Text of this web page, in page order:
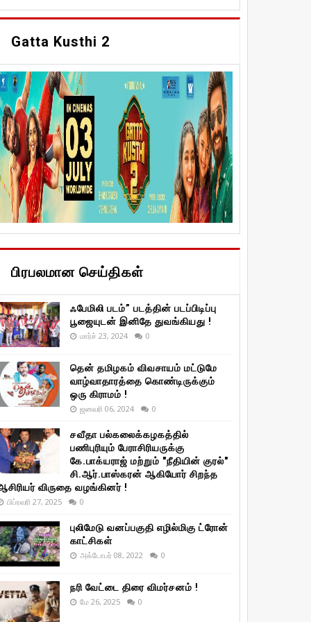
Gatta Kusthi 2
பிரபலமான செய்திகள்
ஃபேமிலி படம்” படத்தின் படப்பிடிப்பு
பூஜையுடன் இனிதே துவங்கியது !
மார்ச் 23, 2024 0
தென் தமிழகம் விவசாயம் மட்டுமே
வாழ்வாதாரத்தை கொண்டிருக்கும்
ஒரு கிராமம் !
ஜனவரி 06, 2024 0
சவீதா பல்கலைக்கழகத்தில்
பணிபுரியும் பேராசிரியருக்கு
கே.பாக்யராஜ் மற்றும் "நீதியின் குரல்"
சி.ஆர்.பாஸ்கரன் ஆகியோர் சிறந்த
விருதை வழங்கினர் !
பிப்ரவரி 27, 2025 0
புலிமேடு வனப்பகுதி எழில்மிகு ட்ரோன்
காட்சிகள்
அக்டோபர் 08, 2022 0
நரி வேட்டை திரை விமர்சனம் !
மே 26, 2025 0